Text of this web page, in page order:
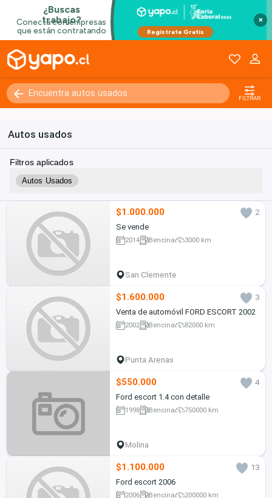
×
FILTRAR
Autos usados
Filtros aplicados
Autos Usados
$1.000.000
2
Se vende
2014 Bencina 3000 km
San Clemente
$1.600.000
3
Venta de automóvil FORD ESCORT 2002
2002 Bencina 82000 km
Punta Arenas
$550.000
4
Ford escort 1.4 con detalle
1998 Bencina 750000 km
Molina
$1.100.000
13
Ford escort 2006
2006 Bencina 200000 km